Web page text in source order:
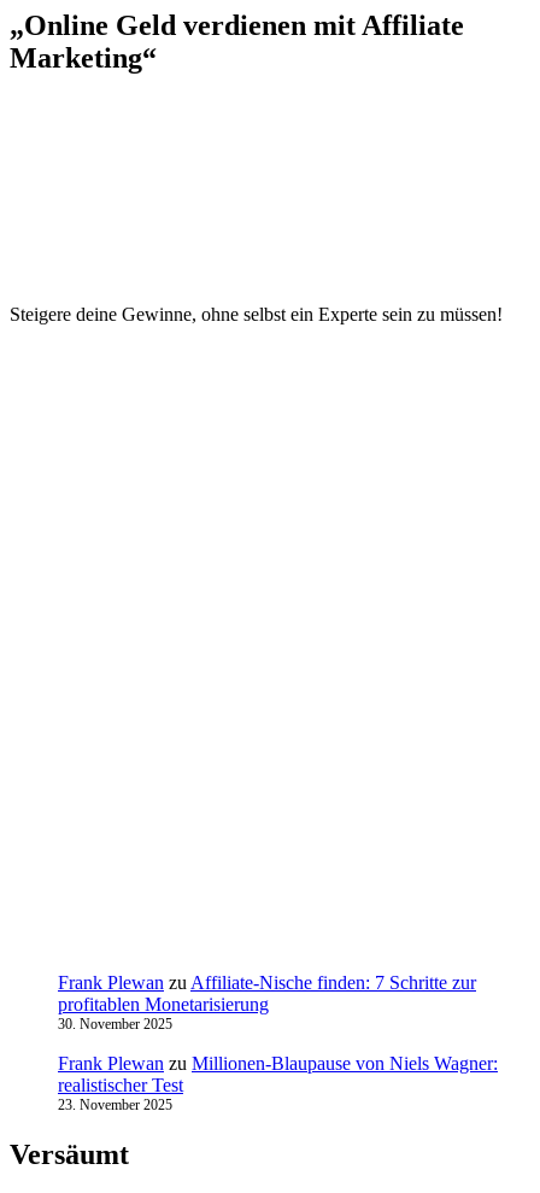
„Online Geld verdienen mit Affiliate
Marketing“
Steigere deine Gewinne, ohne selbst ein Experte sein zu müssen!
Frank Plewan zu Affiliate-Nische finden: 7 Schritte zur
profitablen Monetarisierung
30. November 2025
Frank Plewan zu Millionen‑Blaupause von Niels Wagner:
realistischer Test
23. November 2025
Versäumt